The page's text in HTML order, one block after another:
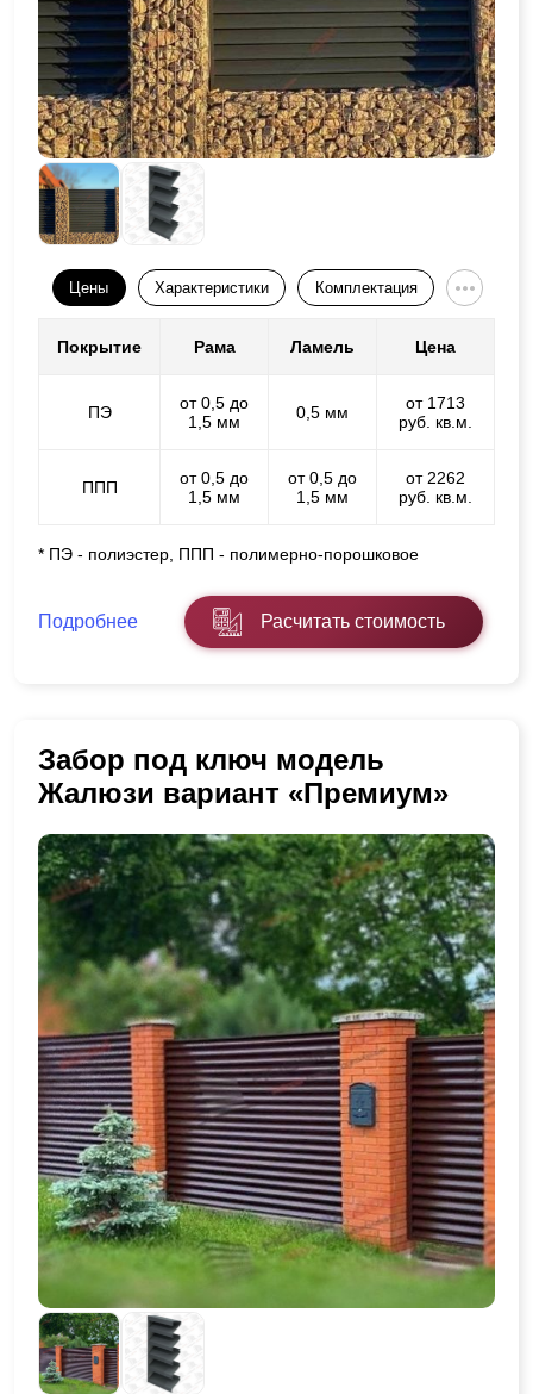
Цены Характеристики Комплектация
Покрытие Рама Ламель Цена
ПЭ
от 0,5 до
1,5 мм
0,5 мм
от 1713
руб. кв.м.
ППП
от 0,5 до
1,5 мм
от 0,5 до
1,5 мм
от 2262
руб. кв.м.
* ПЭ - полиэстер, ППП - полимерно-порошковое
Подробнее Расчитать стоимость
Забор под ключ модель
Жалюзи вариант «Премиум»